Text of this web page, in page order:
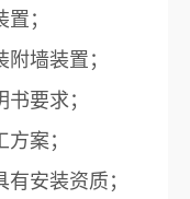
；
墙装置；
要求；
案；
安装资质；